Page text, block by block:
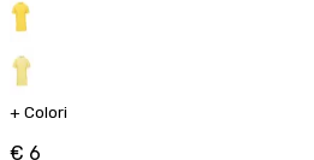
+ Colori
€ 6